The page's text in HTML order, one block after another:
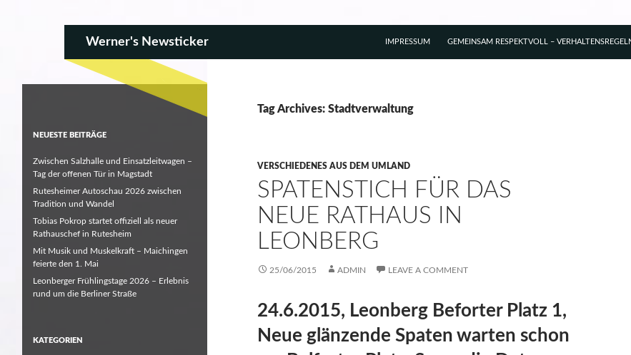
Werner's Newsticker GEMEINSAM RESPEKTVOLL –
IMPRESSUM
Tag Archives: Stadtverwaltung
VERSCHIEDENES AUS DEM UMLAND
SPATENSTICH FÜR DAS
NEUE RATHAUS IN
LEONBERG
25/06/2015 ADMIN LEAVE A COMMENT
24.6.2015, Leonberg Beforter Platz 1,
Neue glänzende Spaten warten schon
NEUESTE BEITRÄGE
Zwischen Salzhalle und Einsatzleitwagen –
Tag der offenen Tür in Magstadt
Rutesheimer Autoschau 2026 zwischen
Tradition und Wandel
Tobias Pokrop startet offiziell als neuer
Rathauschef in Rutesheim
Mit Musik und Muskelkraft – Maichingen
feierte den 1. Mai
Leonberger Frühlingstage 2026 – Erlebnis
rund um die Berliner Straße
KATEGORIEN